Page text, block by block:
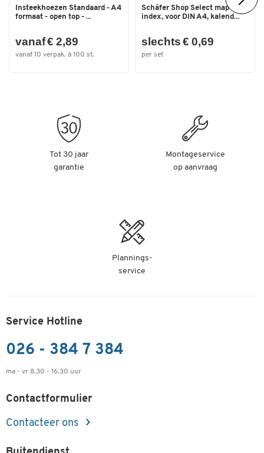
Insteekhoezen Standaard - A4
formaat - open top - ...
vanaf € 2,89
vanaf 10 verpak. à 100 st.
Schäfer Shop Select map
index, voor DIN A4, kalend...
slechts € 0,69
per set
Tot 30 jaar
garantie
Montageservice
op aanvraag
Plannings-
service
Service Hotline
026 - 384 7 384
ma - vr 8.30 - 16.30 uur
Contactformulier
Contacteer ons